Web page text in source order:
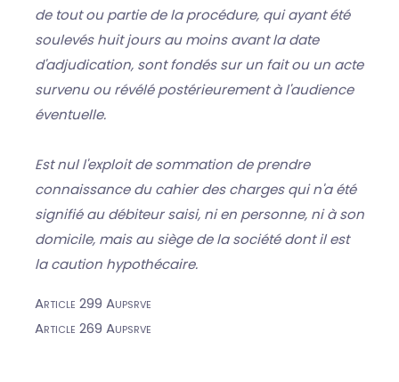
de tout ou partie de la procédure, qui ayant été
soulevés huit jours au moins avant la date
d'adjudication, sont fondés sur un fait ou un acte
survenu ou révélé postérieurement à l'audience
éventuelle.
Est nul l'exploit de sommation de prendre
connaissance du cahier des charges qui n'a été
signifié au débiteur saisi, ni en personne, ni à son
domicile, mais au siège de la société dont il est
la caution hypothécaire.
Article 299 Aupsrve
Article 269 Aupsrve